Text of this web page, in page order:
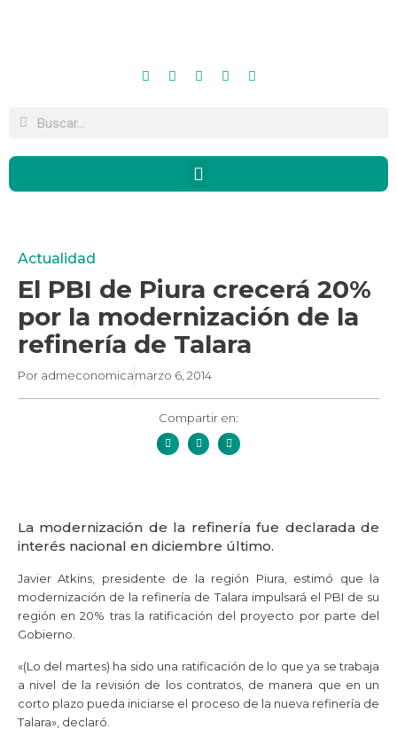
Actualidad
El PBI de Piura crecerá 20%
por la modernización de la
refinería de Talara
Por admeconomicamarzo 6, 2014
Compartir en:
La modernización de la refinería fue declarada de
interés nacional en diciembre último.
Javier Atkins, presidente de la región Piura, estimó que la
modernización de la refinería de Talara impulsará el PBI de su
región en 20% tras la ratificación del proyecto por parte del
Gobierno.
«(Lo del martes) ha sido una ratificación de lo que ya se trabaja
a nivel de la revisión de los contratos, de manera que en un
corto plazo pueda iniciarse el proceso de la nueva refinería de
Talara», declaró.